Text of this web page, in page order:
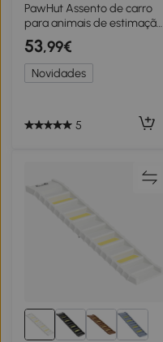
PawHut Assento de carro
para animais de estimação
bolsa de transporte cão e
gato acolchoado com
algodão PP espesso seguro
e confortável fundo
53,99€
Novidades
5